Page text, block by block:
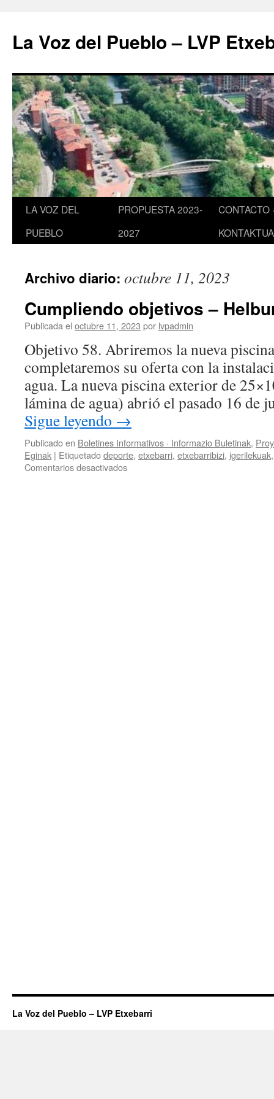
contenido
La Voz del Pueblo – LVP
LA VOZ DEL
PUEBLO
PROPUESTA 2023-
2027
CONTACTO ·
KONTAKTUA
Archivo diario: octubre 11, 2023
Cumpliendo objetivos –
Publicada el octubre 11, 2023 por lvpadmin
Objetivo 58. Abriremos la nueva
completaremos su oferta con la
agua. La nueva piscina exterior de
lámina de agua) abrió el pasado 16
Sigue leyendo →
Publicado en Boletines Informativos · Informazio Buletinak,
Eginak | Etiquetadodeporte, etxebarri, etxebarribizi, igerilekuak
Comentarios desactivadosen
La Voz del Pueblo – LVP Etxebarri